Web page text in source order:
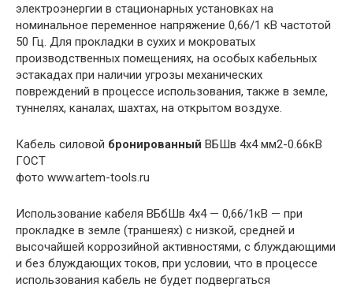
электроэнергии в стационарных установках на
номинальное переменное напряжение 0,66/1 кВ частотой
50 Гц. Для прокладки в сухих и мокроватых
производственных помещениях, на особых кабельных
эстакадах при наличии угрозы механических
повреждений в процессе использования, также в земле,
туннелях, каналах, шахтах, на открытом воздухе.
Кабель силовой бронированный ВБШв 4х4 мм2-0.66кВ
ГОСТ
фото www.artem-tools.ru
Использование кабеля ВБбШв 4х4 — 0,66/1кВ — при
прокладке в земле (траншеях) с низкой, средней и
высочайшей коррозийной активностями, с блуждающими
и без блуждающих токов, при условии, что в процессе
использования кабель не будет подвергаться